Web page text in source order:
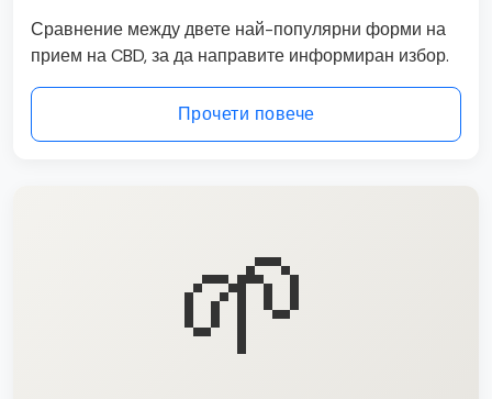
Сравнение между двете най-популярни форми на
прием на CBD, за да направите информиран избор.
Прочети повече
🌱